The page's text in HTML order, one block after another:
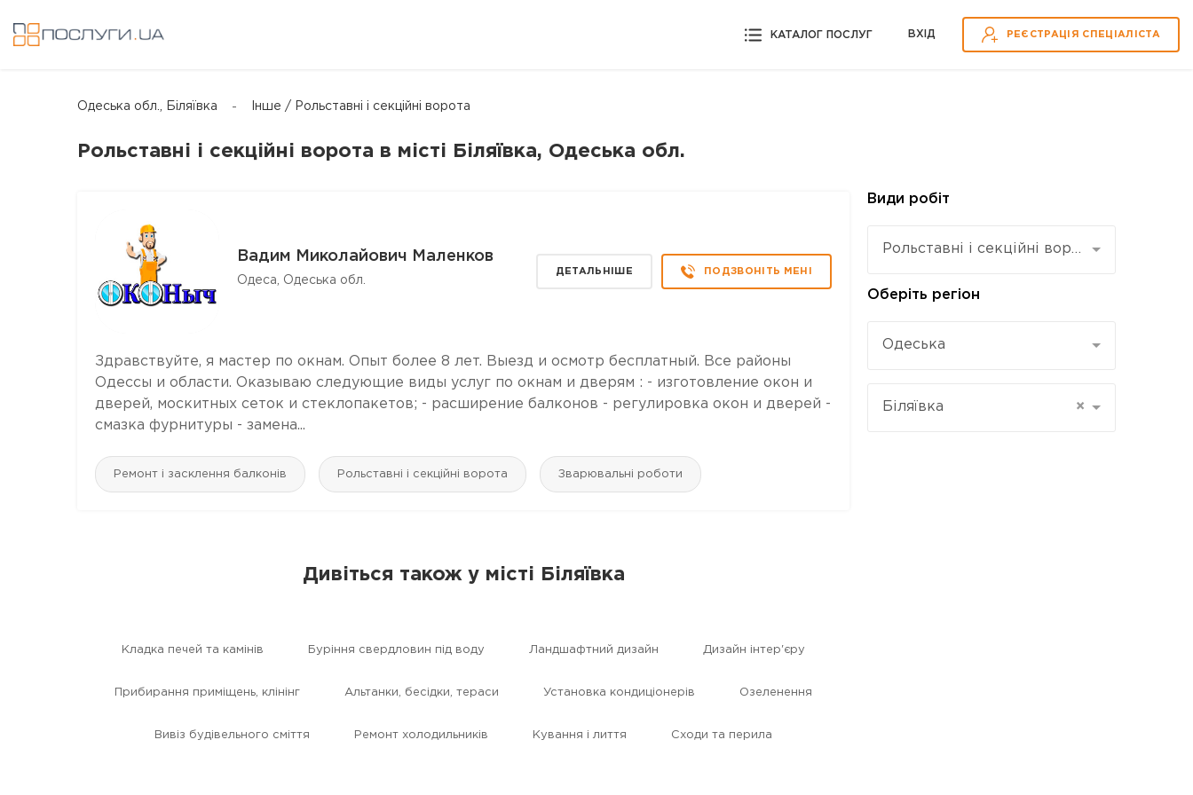
КАТАЛОГ ПОСЛУГ ВХІД РЕЄСТРАЦІЯ СПЕЦІАЛІСТА
Одеська обл., Біляївка Інше / Рольставні і секційні ворота
Рольставні і секційні ворота в місті Біляївка, Одеська обл.
Вадим Миколайович Маленков
Одеса, Одеська обл.
ДЕТАЛЬНІШЕ ПОДЗВОНІТЬ МЕНІ
Здравствуйте, я мастер по окнам. Опыт более 8 лет. Выезд и осмотр бесплатный. Все районы
Одессы и области. Оказываю следующие виды услуг по окнам и дверям : - изготовление окон и
дверей, москитных сеток и стеклопакетов; - расширение балконов - регулировка окон и дверей -
смазка фурнитуры - замена...
Ремонт і засклення балконів Рольставні і секційні ворота Зварювальні роботи
Дивіться також у місті Біляївка
Кладка печей та камінів Буріння свердловин під воду Ландшафтний дизайн Дизайн інтер'єру
Прибирання приміщень, клінінг Альтанки, бесідки, тераси Установка кондиціонерів Озеленення
Вивіз будівельного сміття Ремонт холодильників Кування і лиття Сходи та перила
Види робіт
Рольставні і секційні ворота
Оберіть регіон
Одеська
×
Біляївка